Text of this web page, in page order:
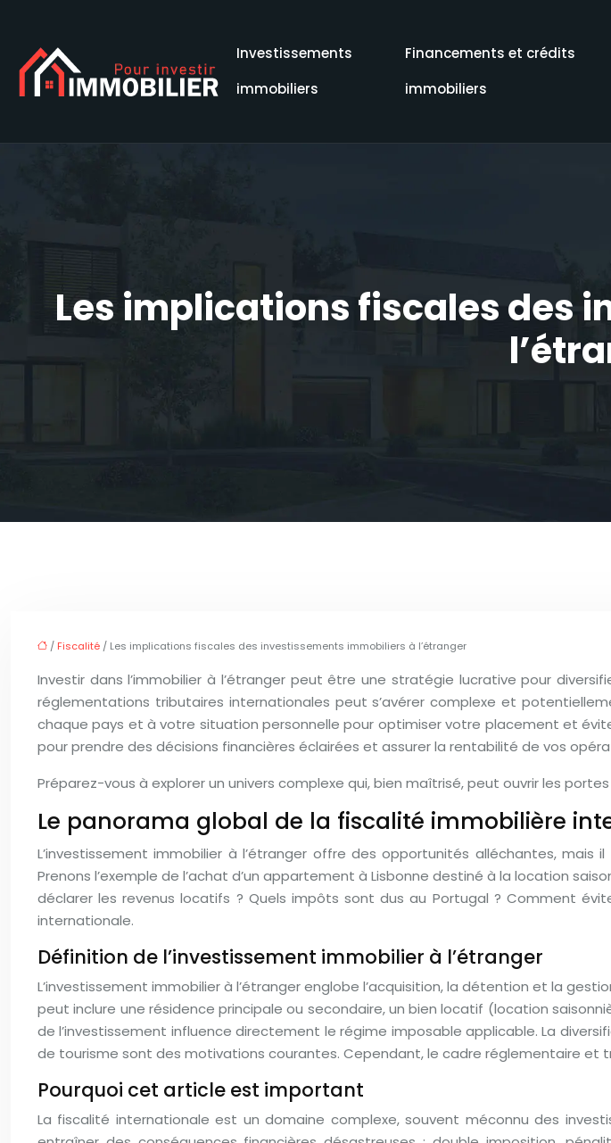
Investissements
immobiliers
Financements et crédits
immobiliers
Les implications fiscales des
/ Fiscalité / Les implications fiscales des investissements immobiliers à l’étranger
Investir dans l’immobilier à l’étranger peut être une stratégie lucrative pour
réglementations tributaires internationales peut s’avérer complexe et
chaque pays et à votre situation personnelle pour optimiser votre placement et
pour prendre des décisions financières éclairées et assurer la rentabilité de vos
Préparez-vous à explorer un univers complexe qui, bien maîtrisé, peut ouvrir les
Le panorama global de la fiscalité immobilière
L’investissement immobilier à l’étranger offre des opportunités alléchantes,
Prenons l’exemple de l’achat d’un appartement à Lisbonne destiné à la location
déclarer les revenus locatifs ? Quels impôts sont dus au Portugal ? Comment
internationale.
Définition de l’investissement immobilier à l’étranger
L’investissement immobilier à l’étranger englobe l’acquisition, la détention et la
peut inclure une résidence principale ou secondaire, un bien locatif (location
de l’investissement influence directement le régime imposable applicable. La
de tourisme sont des motivations courantes. Cependant, le cadre réglementaire
Pourquoi cet article est important
La fiscalité internationale est un domaine complexe, souvent méconnu des